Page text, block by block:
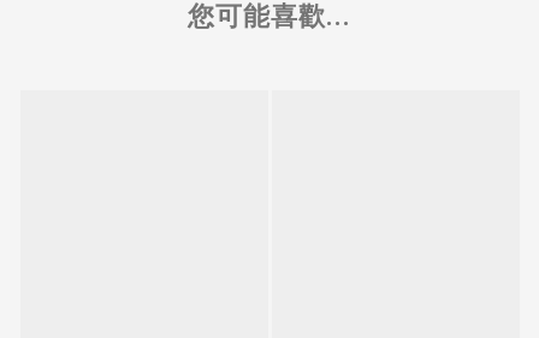
您可能喜歡...